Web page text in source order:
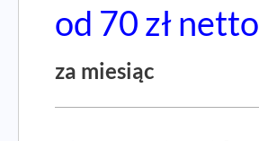
od 70 zł netto
za miesiąc